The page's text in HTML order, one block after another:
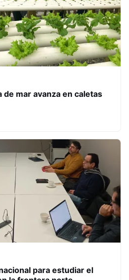
de mar avanza en caletas
para estudiar el